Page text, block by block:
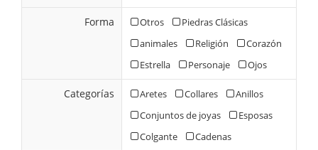
Forma Otros
Piedras Clásicas
animales
Religión
Corazón
Estrella
Personaje Ojos
Categorías Aretes Collares
Anillos
Conjuntos de joyas
Esposas
Colgante
Cadenas